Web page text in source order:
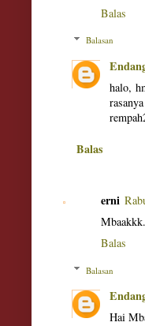
Balas
Balasan
halo,
Balas
erni
Balas
Balasan
Hai